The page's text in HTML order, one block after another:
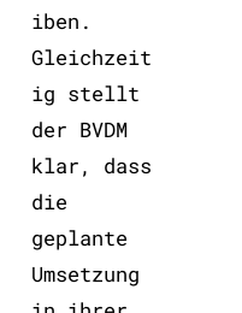
iben.
Gleichzeit
ig stellt
der BVDM
klar, dass
die
geplante
Umsetzung